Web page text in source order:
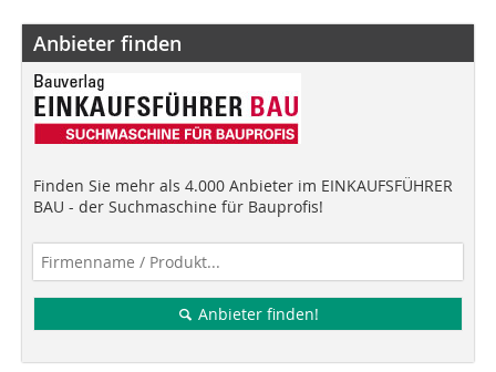
Anbieter finden
Finden Sie mehr als 4.000 Anbieter im EINKAUFSFÜHRER
BAU - der Suchmaschine für Bauprofis!
Anbieter finden!